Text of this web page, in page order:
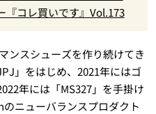
『コレ買いです』Vol.173
ンスシューズを作り続けてき
」をはじめ、2021年にはゴ
年には「MS327」を手掛け
ニューバランスプロダクト